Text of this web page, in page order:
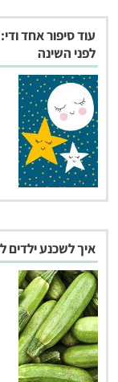
עוד סיפור אחד
לפני השינה
איך לשכנע ילדים